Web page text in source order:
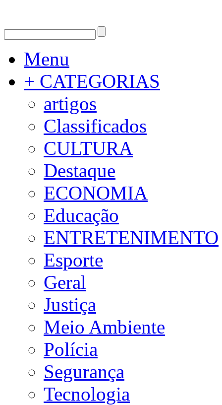
Menu
+ CATEGORIAS
artigos
Classificados
CULTURA
Destaque
ECONOMIA
Educação
ENTRETENIMENTO
Esporte
Geral
Justiça
Meio Ambiente
Polícia
Segurança
Tecnologia